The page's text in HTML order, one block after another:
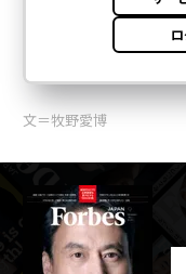
文＝牧野愛博